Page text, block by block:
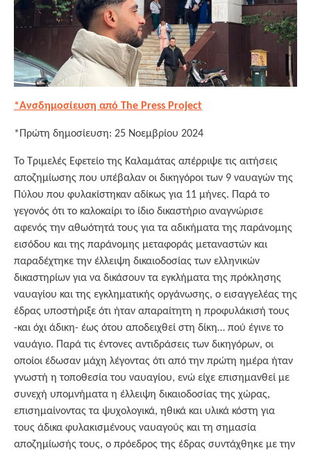
*Ανσδημοσίευση από The Press Project
*Πρώτη δημοσίευση: 25 Νοεμβρίου 2024
Το Τριμελές Εφετείο της Καλαμάτας απέρριψε τις αιτήσεις
αποζημίωσης που υπέβαλαν οι δικηγόροι των 9 ναυαγών της
Πύλου που φυλακίστηκαν αδίκως για 11 μήνες. Παρά το
γεγονός ότι το καλοκαίρι το ίδιο δικαστήριο αναγνώρισε
αφενός την αθωότητά τους για τα αδικήματα της παράνομης
εισόδου και της παράνομης μεταφοράς μεταναστών και
παραδέχτηκε την έλλειψη δικαιοδοσίας των ελληνικών
δικαστηρίων για να δικάσουν τα εγκλήματα της πρόκλησης
ναυαγίου και της εγκληματικής οργάνωσης, ο εισαγγελέας της
έδρας υποστήριξε ότι ήταν απαραίτητη η προφυλάκισή τους
-και όχι άδικη- έως ότου αποδειχθεί στη δίκη… πού έγινε το
ναυάγιο. Παρά τις έντονες αντιδράσεις των δικηγόρων, οι
οποίοι έδωσαν μάχη λέγοντας ότι από την πρώτη ημέρα ήταν
γνωστή η τοποθεσία του ναυαγίου, ενώ είχε επισημανθεί με
συνεχή υπομνήματα η έλλειψη δικαιοδοσίας της χώρας,
επισημαίνοντας τα ψυχολογικά, ηθικά και υλικά κόστη για
τους άδικα φυλακισμένους ναυαγούς και τη σημασία
αποζημίωσής τους, ο πρόεδρος της έδρας συντάχθηκε με την